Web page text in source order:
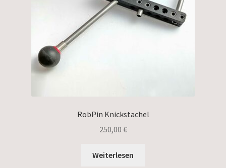
RobPin Knickstachel
250,00 €
Weiterlesen